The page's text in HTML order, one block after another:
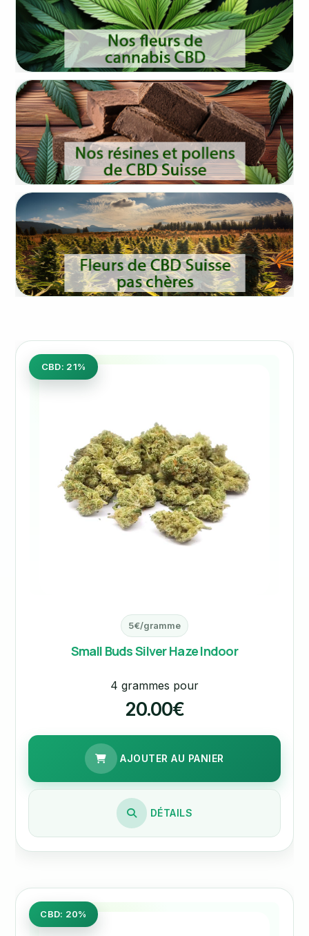
CBD: 21%
5€/gramme
Small Buds Silver Haze Indoor
4 grammes pour
20.00€
AJOUTER AU PANIER
DÉTAILS
CBD: 20%